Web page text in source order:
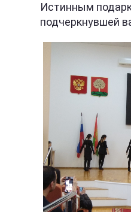
Истинным
подчеркнувшей